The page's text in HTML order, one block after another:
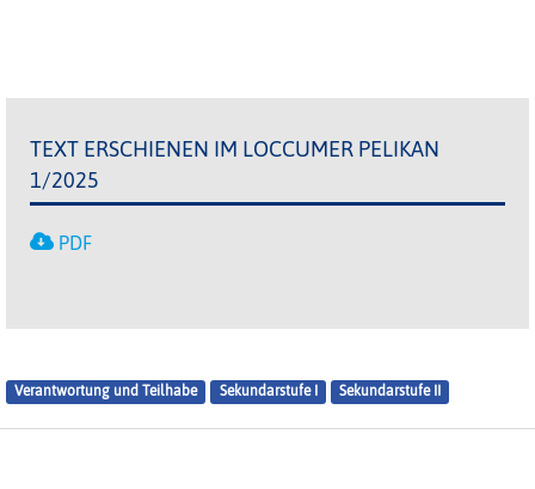
TEXT ERSCHIENEN IM LOCCUMER PELIKAN
1/2025
PDF
Verantwortung und Teilhabe Sekundarstufe I Sekundarstufe II